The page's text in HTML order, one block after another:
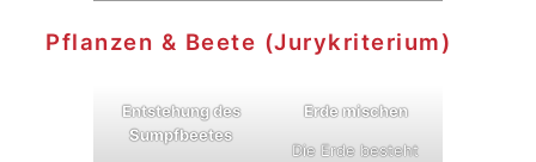
Pflanzen & Beete (Jurykriterium)
Entstehung des
Sumpfbeetes
Erde mischen
Die Erde besteht